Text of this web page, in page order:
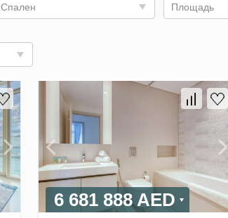
Спален Площадь
6 681 888 AED